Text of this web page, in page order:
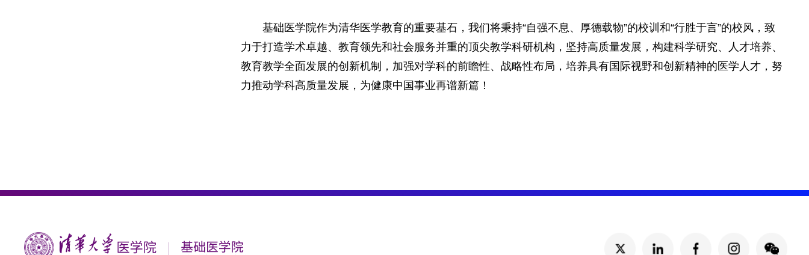
基础医学院作为清华医学教育的重要基石，我们将秉持“自强不息、厚德载物”的校训和“行胜于言”的校风，致
力于打造学术卓越、教育领先和社会服务并重的顶尖教学科研机构，坚持高质量发展，构建科学研究、人才培养、
教育教学全面发展的创新机制，加强对学科的前瞻性、战略性布局，培养具有国际视野和创新精神的医学人才，努
力推动学科高质量发展，为健康中国事业再谱新篇！